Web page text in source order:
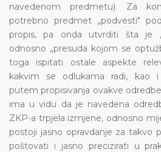
navedenom predmetu). Za
potrebno predmet „podvesti"
propis, pa onda utvrditi šta je
odnosno „presuda kojom se
toga ispitati ostale aspekte
kakvim se odlukama radi, kao i
putem propisivanja ovakve
ima u vidu da je navedena
ZKP-a trpjela izmjene, odnosno
postoji jasno opravdanje za takvo
poštovati i jasno precizirati u